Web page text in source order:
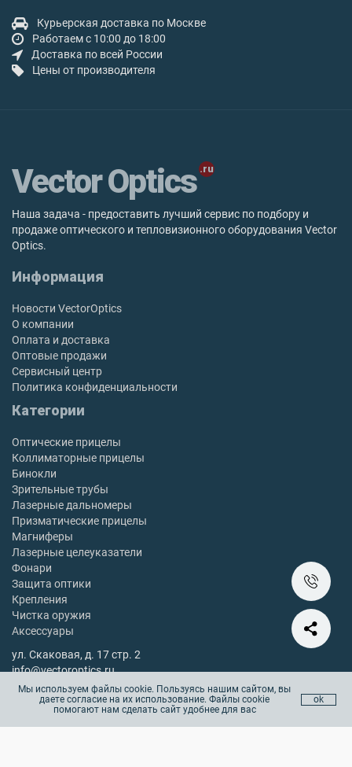
Курьерская доставка по Москве
Работаем с 10:00 до 18:00
Доставка по всей России
Цены от производителя
Vector Optics
Наша задача - предоставить лучший сервис по подбору и
продаже оптического и тепловизионного оборудования Vector
Optics.
Информация
Новости VectorOptics
О компании
Оплата и доставка
Оптовые продажи
Сервисный центр
Политика конфиденциальности
Категории
Оптические прицелы
Коллиматорные прицелы
Бинокли
Зрительные трубы
Лазерные дальномеры
Призматические прицелы
Магниферы
Лазерные целеуказатели
Фонари
Защита оптики
Крепления
Чистка оружия
Аксессуары
ул. Скаковая, д. 17 стр. 2
info@vectoroptics.ru
8 (800) 222-98-82
Остались вопросы? Позвоните с 10:00 до 18:00, без выходных
Мы используем файлы cookie. Пользуясь нашим сайтом, вы
даете согласие на их использование. Файлы cookie
помогают нам сделать сайт удобнее для вас
ok